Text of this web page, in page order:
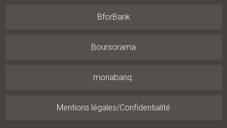
BforBank
Boursorama
monabanq.
Mentions légales/Confidentialité